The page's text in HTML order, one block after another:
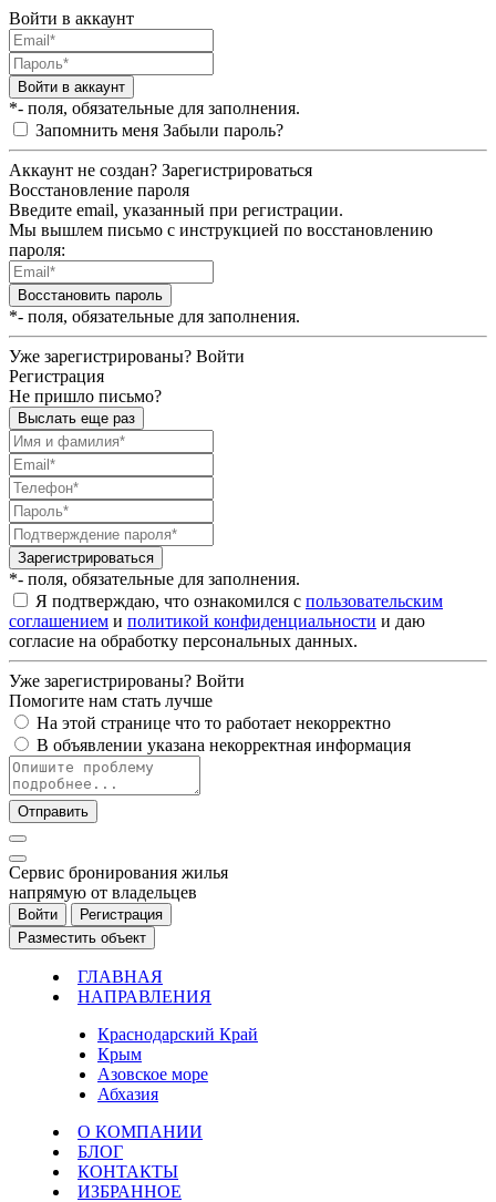
Войти в аккаунт
Войти в аккаунт
*- поля, обязательные для заполнения.
Запомнить меня Забыли пароль?
Аккаунт не создан? Зарегистрироваться
Восстановление пароля
Введите email, указанный при регистрации.
Мы вышлем письмо с инструкцией по восстановлению
пароля:
Восстановить пароль
*- поля, обязательные для заполнения.
Уже зарегистрированы? Войти
Регистрация
Не пришло письмо?
Выслать еще раз
Зарегистрироваться
*- поля, обязательные для заполнения.
Я подтверждаю, что ознакомился с пользовательским
соглашением и политикой конфиденциальности и даю
согласие на обработку персональных данных.
Уже зарегистрированы? Войти
Помогите нам стать лучше
На этой странице что то работает некорректно
В объявлении указана некорректная информация
Отправить
Cервис бронирования жилья
напрямую от владельцев
Войти
Регистрация
Разместить объект
ГЛАВНАЯ
НАПРАВЛЕНИЯ
Краснодарский Край
Крым
Азовское море
Абхазия
О КОМПАНИИ
БЛОГ
КОНТАКТЫ
ИЗБРАННОЕ